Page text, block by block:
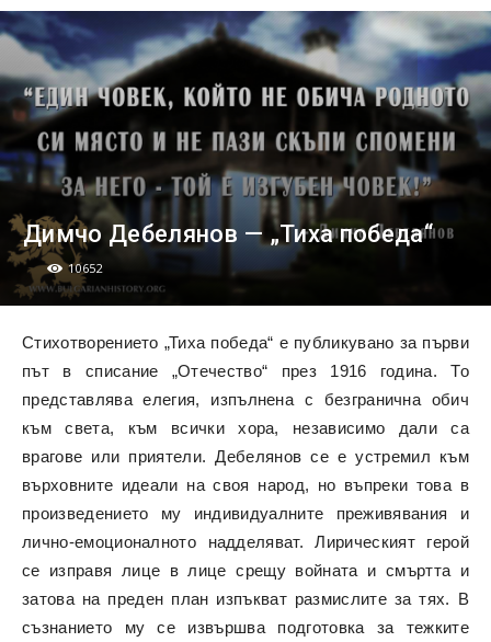
Димчо Дебелянов — „Тиха победа“
10652
Стихотворението „Тиха победа“ е публикувано за първи
път в списание „Отечество“ през 1916 година. То
представлява елегия, изпълнена с безгранична обич
към света, към всички хора, независимо дали са
врагове или приятели. Дебелянов се е устремил към
върховните идеали на своя народ, но въпреки това в
произведението му индивидуалните преживявания и
лично-емоционалното надделяват. Лирическият герой
се изправя лице в лице срещу войната и смъртта и
затова на преден план изпъкват размислите за тях. В
съзнанието му се извършва подготовка за тежките